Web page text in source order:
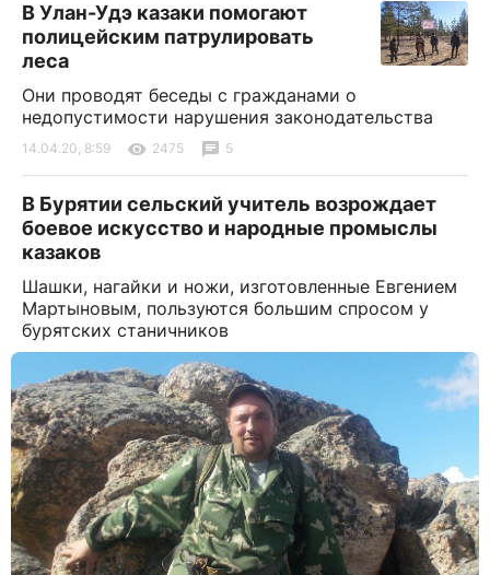
В Улан-Удэ казаки помогают
полицейским патрулировать
леса
Они проводят беседы с гражданами о
недопустимости нарушения законодательства
14.04.20, 8:59 2475 5
В Бурятии сельский учитель возрождает
боевое искусство и народные промыслы
казаков
Шашки, нагайки и ножи, изготовленные Евгением
Мартыновым, пользуются большим спросом у
бурятских станичников